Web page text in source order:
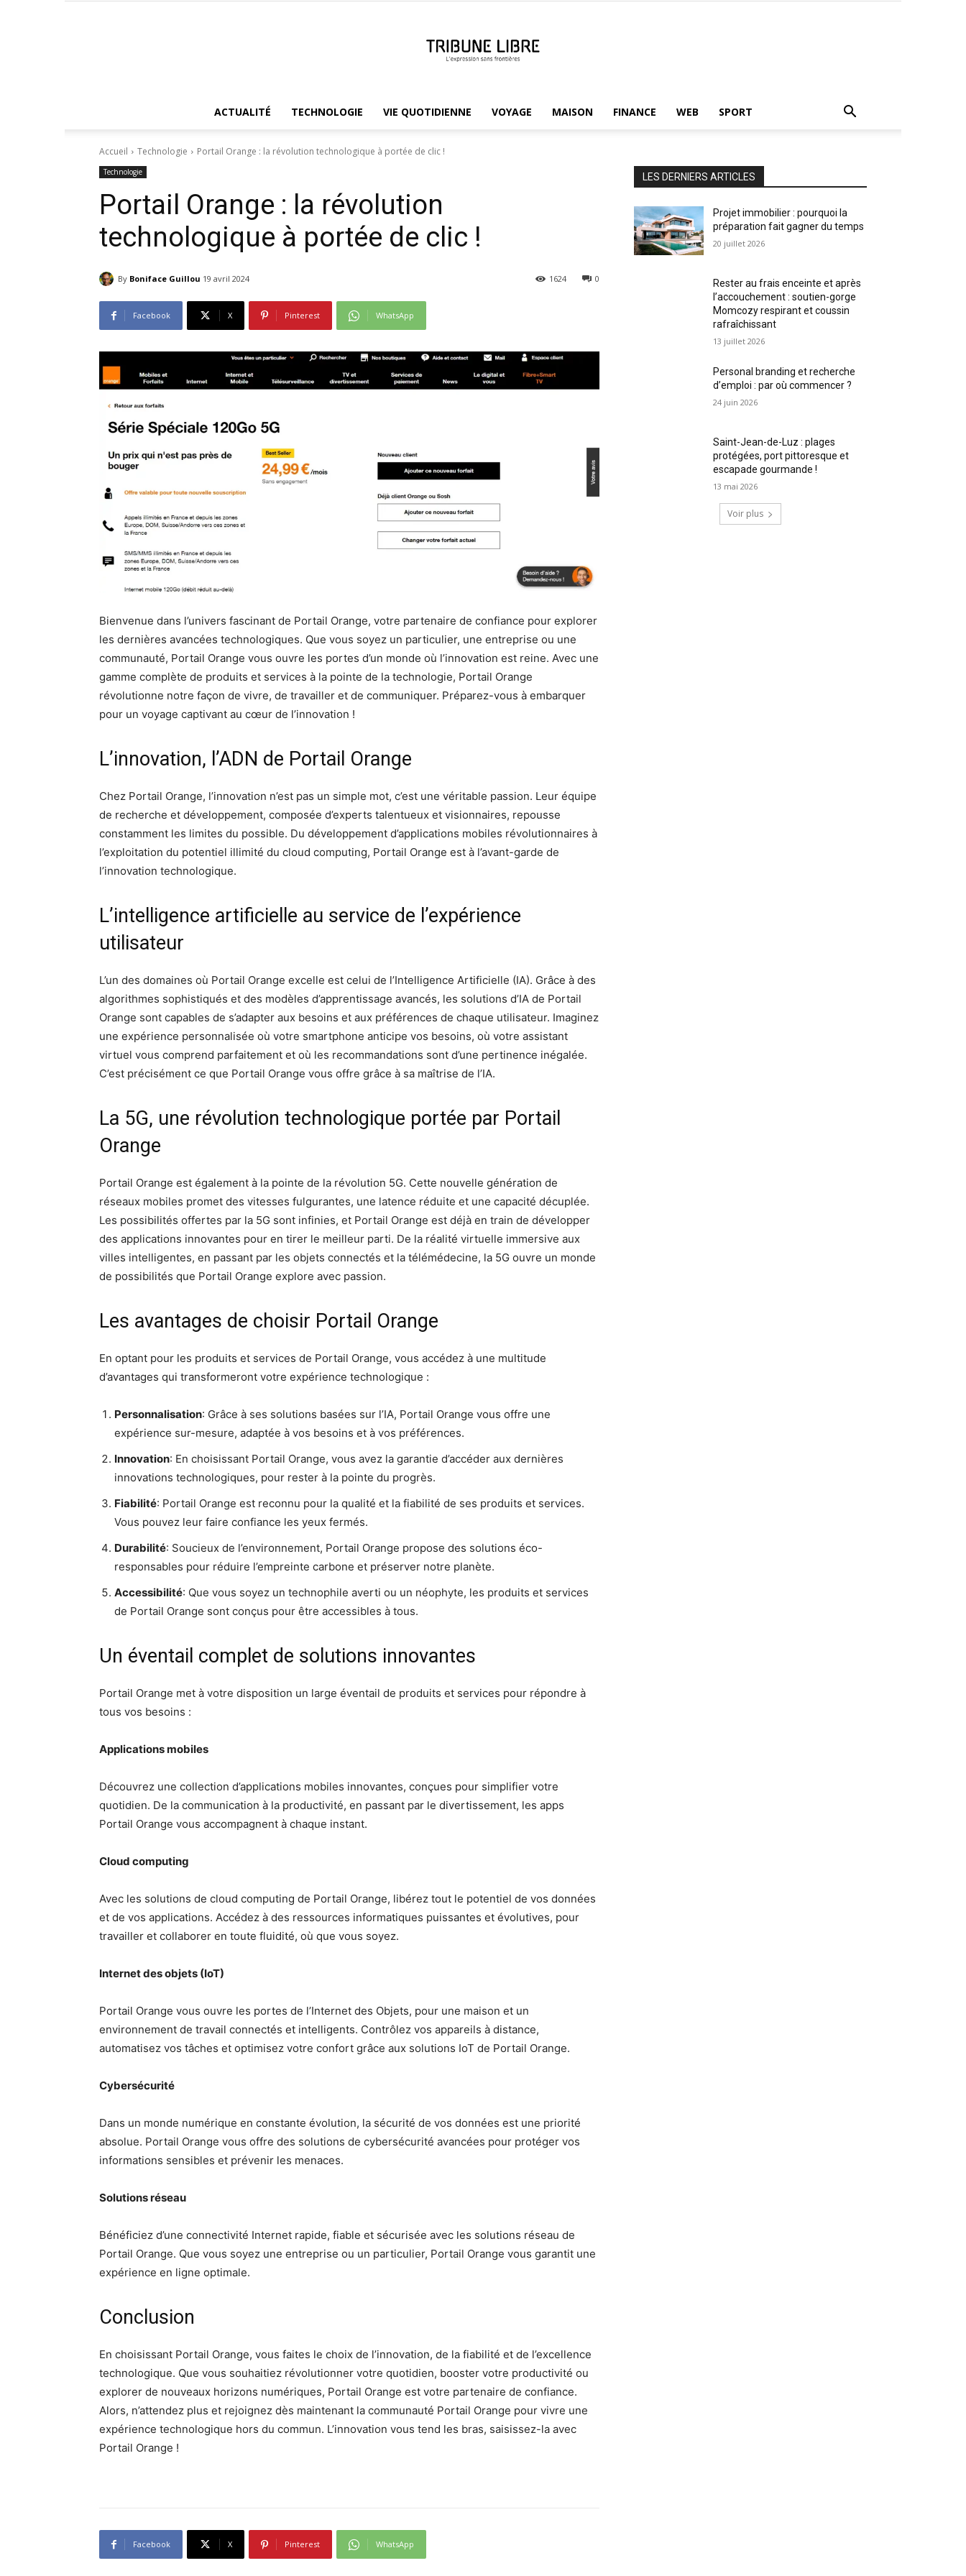
ACTUALITÉ TECHNOLOGIE VIE QUOTIDIENNE VOYAGE MAISON FINANCE WEB SPORT
Accueil Technologie Portail Orange : la révolution technologique à portée de clic !
Technologie
Portail Orange : la révolution
technologique à portée de clic !
By Boniface Guillou 19 avril 2024 0
1624
Facebook X Pinterest WhatsApp
Bienvenue dans l’univers fascinant de Portail Orange, votre partenaire de confiance pour explorer
les dernières avancées technologiques. Que vous soyez un particulier, une entreprise ou une
communauté, Portail Orange vous ouvre les portes d’un monde où l’innovation est reine. Avec une
gamme complète de produits et services à la pointe de la technologie, Portail Orange
révolutionne notre façon de vivre, de travailler et de communiquer. Préparez-vous à embarquer
pour un voyage captivant au cœur de l’innovation !
L’innovation, l’ADN de Portail Orange
Chez Portail Orange, l’innovation n’est pas un simple mot, c’est une véritable passion. Leur équipe
de recherche et développement, composée d’experts talentueux et visionnaires, repousse
constamment les limites du possible. Du développement d’applications mobiles révolutionnaires à
l’exploitation du potentiel illimité du cloud computing, Portail Orange est à l’avant-garde de
l’innovation technologique.
L’intelligence artificielle au service de l’expérience
utilisateur
L’un des domaines où Portail Orange excelle est celui de l’Intelligence Artificielle (IA). Grâce à des
algorithmes sophistiqués et des modèles d’apprentissage avancés, les solutions d’IA de Portail
Orange sont capables de s’adapter aux besoins et aux préférences de chaque utilisateur. Imaginez
une expérience personnalisée où votre smartphone anticipe vos besoins, où votre assistant
virtuel vous comprend parfaitement et où les recommandations sont d’une pertinence inégalée.
C’est précisément ce que Portail Orange vous offre grâce à sa maîtrise de l’IA.
La 5G, une révolution technologique portée par Portail
Orange
Portail Orange est également à la pointe de la révolution 5G. Cette nouvelle génération de
réseaux mobiles promet des vitesses fulgurantes, une latence réduite et une capacité décuplée.
Les possibilités offertes par la 5G sont infinies, et Portail Orange est déjà en train de développer
des applications innovantes pour en tirer le meilleur parti. De la réalité virtuelle immersive aux
villes intelligentes, en passant par les objets connectés et la télémédecine, la 5G ouvre un monde
de possibilités que Portail Orange explore avec passion.
Les avantages de choisir Portail Orange
En optant pour les produits et services de Portail Orange, vous accédez à une multitude
d’avantages qui transformeront votre expérience technologique :
Personnalisation: Grâce à ses solutions basées sur l’IA, Portail Orange vous offre une
expérience sur-mesure, adaptée à vos besoins et à vos préférences.
Innovation: En choisissant Portail Orange, vous avez la garantie d’accéder aux dernières
innovations technologiques, pour rester à la pointe du progrès.
Fiabilité: Portail Orange est reconnu pour la qualité et la fiabilité de ses produits et services.
Vous pouvez leur faire confiance les yeux fermés.
Durabilité: Soucieux de l’environnement, Portail Orange propose des solutions éco-
responsables pour réduire l’empreinte carbone et préserver notre planète.
Accessibilité: Que vous soyez un technophile averti ou un néophyte, les produits et services
de Portail Orange sont conçus pour être accessibles à tous.
Un éventail complet de solutions innovantes
Portail Orange met à votre disposition un large éventail de produits et services pour répondre à
tous vos besoins :
Applications mobiles
Découvrez une collection d’applications mobiles innovantes, conçues pour simplifier votre
quotidien. De la communication à la productivité, en passant par le divertissement, les apps
Portail Orange vous accompagnent à chaque instant.
Cloud computing
Avec les solutions de cloud computing de Portail Orange, libérez tout le potentiel de vos données
et de vos applications. Accédez à des ressources informatiques puissantes et évolutives, pour
travailler et collaborer en toute fluidité, où que vous soyez.
Internet des objets (IoT)
Portail Orange vous ouvre les portes de l’Internet des Objets, pour une maison et un
environnement de travail connectés et intelligents. Contrôlez vos appareils à distance,
automatisez vos tâches et optimisez votre confort grâce aux solutions IoT de Portail Orange.
Cybersécurité
Dans un monde numérique en constante évolution, la sécurité de vos données est une priorité
absolue. Portail Orange vous offre des solutions de cybersécurité avancées pour protéger vos
informations sensibles et prévenir les menaces.
Solutions réseau
Bénéficiez d’une connectivité Internet rapide, fiable et sécurisée avec les solutions réseau de
Portail Orange. Que vous soyez une entreprise ou un particulier, Portail Orange vous garantit une
expérience en ligne optimale.
Conclusion
En choisissant Portail Orange, vous faites le choix de l’innovation, de la fiabilité et de l’excellence
technologique. Que vous souhaitiez révolutionner votre quotidien, booster votre productivité ou
explorer de nouveaux horizons numériques, Portail Orange est votre partenaire de confiance.
Alors, n’attendez plus et rejoignez dès maintenant la communauté Portail Orange pour vivre une
expérience technologique hors du commun. L’innovation vous tend les bras, saisissez-la avec
Portail Orange !
Facebook X Pinterest WhatsApp
LES DERNIERS ARTICLES
Projet immobilier : pourquoi la
préparation fait gagner du temps
20 juillet 2026
Rester au frais enceinte et après
l’accouchement : soutien-gorge
Momcozy respirant et coussin
rafraîchissant
13 juillet 2026
Personal branding et recherche
d’emploi : par où commencer ?
24 juin 2026
Saint-Jean-de-Luz : plages
protégées, port pittoresque et
escapade gourmande !
13 mai 2026
Voir plus